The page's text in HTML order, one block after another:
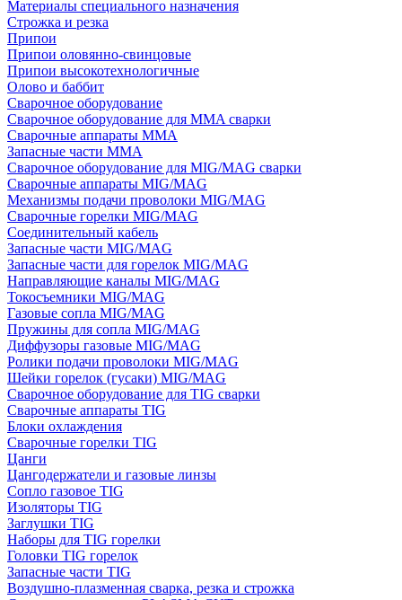
Материалы специального назначения
Строжка и резка
Припои
Припои оловянно-свинцовые
Припои высокотехнологичные
Олово и баббит
Сварочное оборудование
Сварочное оборудование для MMA сварки
Сварочные аппараты MMA
Запасные части MMA
Сварочное оборудование для MIG/MAG сварки
Сварочные аппараты MIG/MAG
Механизмы подачи проволоки MIG/MAG
Сварочные горелки MIG/MAG
Соединительный кабель
Запасные части MIG/MAG
Запасные части для горелок MIG/MAG
Направляющие каналы MIG/MAG
Токосъемники MIG/MAG
Газовые сопла MIG/MAG
Пружины для сопла MIG/MAG
Диффузоры газовые MIG/MAG
Ролики подачи проволоки MIG/MAG
Шейки горелок (гусаки) MIG/MAG
Сварочное оборудование для TIG сварки
Сварочные аппараты TIG
Блоки охлаждения
Сварочные горелки TIG
Цанги
Цангодержатели и газовые линзы
Сопло газовое TIG
Изоляторы TIG
Заглушки TIG
Наборы для TIG горелки
Головки TIG горелок
Запасные части TIG
Воздушно-плазменная сварка, резка и строжка